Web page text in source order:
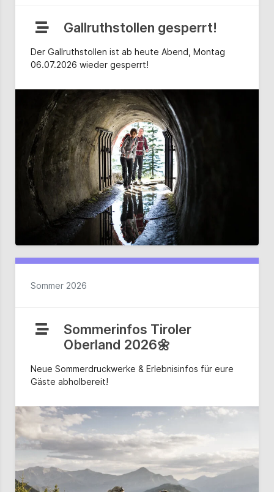
Gallruthstollen gesperrt!
Der Gallruthstollen ist ab heute Abend, Montag
06.07.2026 wieder gesperrt!
Sommer 2026
Sommerinfos Tiroler
Oberland 2026🌼
Neue Sommerdruckwerke & Erlebnisinfos für eure
Gäste abholbereit!